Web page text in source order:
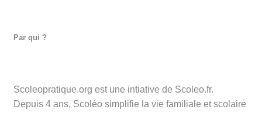
Par qui ?
Scoleopratique.org est une intiative de Scoleo.fr.
Depuis 4 ans, Scoléo simplifie la vie familiale et scolaire